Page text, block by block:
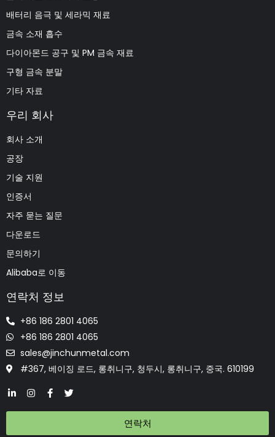
배터리 음극 및 세라믹 재료
금속 소재 흡수
다이아몬드 공구 및 PM 금속 재료
구형 금속 분말
기타 자료
우리 회사
회사 소개
공장
기술 지원
인증서
자주 묻는 질문
다운로드
문의하기
Alibaba로 이동
연락처 정보
+86 186 2801 4065
+86 186 2801 4065
sales@jinchunmetal.com
#367, 베이징 로드, 롱취니구, 청두시, 롱취니구, 중국. 610199
연락처